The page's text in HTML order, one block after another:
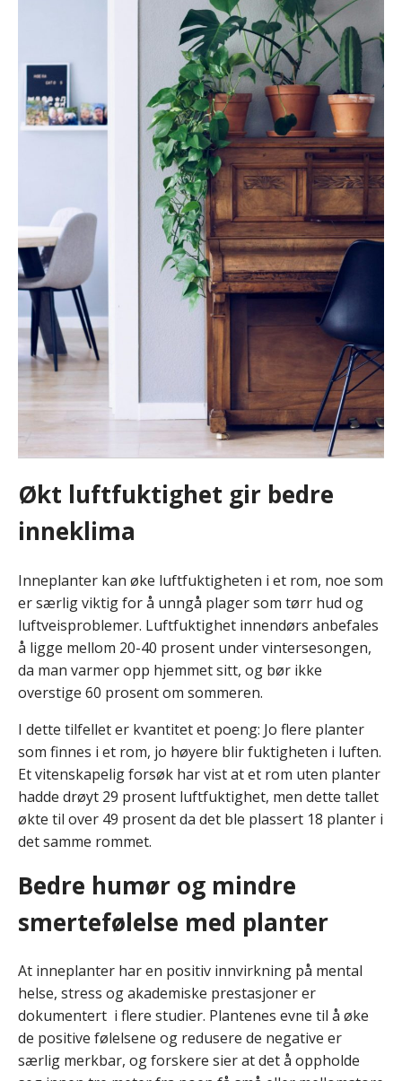
Økt luftfuktighet gir bedre
inneklima
Inneplanter kan øke luftfuktigheten i et rom, noe som
er særlig viktig for å unngå plager som tørr hud og
luftveisproblemer. Luftfuktighet innendørs anbefales
å ligge mellom 20-40 prosent under vintersesongen,
da man varmer opp hjemmet sitt, og bør ikke
overstige 60 prosent om sommeren.
I dette tilfellet er kvantitet et poeng: Jo flere planter
som finnes i et rom, jo høyere blir fuktigheten i luften.
Et vitenskapelig forsøk har vist at et rom uten planter
hadde drøyt 29 prosent luftfuktighet, men dette tallet
økte til over 49 prosent da det ble plassert 18 planter i
det samme rommet.
Bedre humør og mindre
smertefølelse med planter
At inneplanter har en positiv innvirkning på mental
helse, stress og akademiske prestasjoner er
dokumentert i flere studier. Plantenes evne til å øke
de positive følelsene og redusere de negative er
særlig merkbar, og forskere sier at det å oppholde